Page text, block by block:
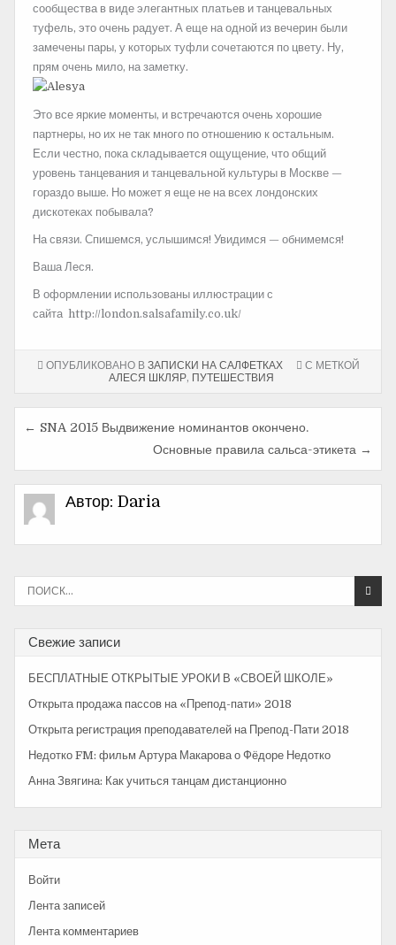
сообщества в виде элегантных платьев и танцевальных
туфель, это очень радует. А еще на одной из вечерин были
замечены пары, у которых туфли сочетаются по цвету. Ну,
прям очень мило, на заметку.
Это все яркие моменты, и встречаются очень хорошие
партнеры, но их не так много по отношению к остальным.
Если честно, пока складывается ощущение, что общий
уровень танцевания и танцевальной культуры в Москве —
гораздо выше. Но может я еще не на всех лондонских
дискотеках побывала?
На связи. Спишемся, услышимся! Увидимся — обнимемся!
Ваша Леся.
В оформлении использованы иллюстрации с
сайта http://london.salsafamily.co.uk/
ОПУБЛИКОВАНО В ЗАПИСКИ НА САЛФЕТКАХ
С МЕТКОЙ
АЛЕСЯ ШКЛЯР, ПУТЕШЕСТВИЯ
Н
а
в
и
г
а
ц
и
я
п
о
з
а
п
и
я
м
← SNA 2015 Выдвижение номинантов окончено.
Основные правила сальса-этикета →
Автор:Daria
Свежие записи
БЕСПЛАТНЫЕ ОТКРЫТЫЕ УРОКИ В «СВОЕЙ ШКОЛЕ»
Открыта продажа пассов на «Препод-пати» 2018
Открыта регистрация преподавателей на Препод-Пати 2018
Недотко FM: фильм Артура Макарова о Фёдоре Недотко
Анна Звягина: Как учиться танцам дистанционно
Мета
Войти
Лента записей
Лента комментариев